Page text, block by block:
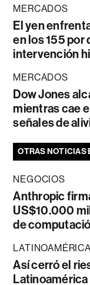
MERCADOS
El yen
en los 155 por
intervención
MERCADOS
Dow Jones
mientras cae
señales de
OTRAS NOTICIAS
NEGOCIOS
Anthropic
US$10.000
de
LATINOAMÉRICA
Así cerró el
Latinoamérica